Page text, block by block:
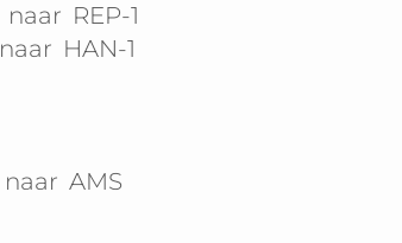
naar REP-1
naar HAN-1
naar AMS